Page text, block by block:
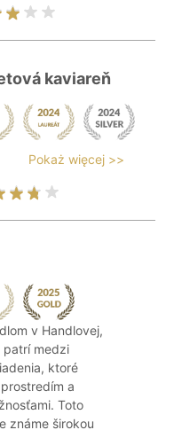
kaviareň
Pokaż więcej >>
v Handlovej,
patrí medzi
ktoré
a
Toto
známe širokou